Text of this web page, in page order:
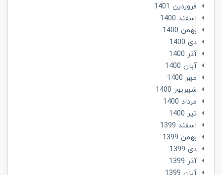
فروردین 1401
اسفند 1400
بهمن 1400
دی 1400
آذر 1400
آبان 1400
مهر 1400
شهریور 1400
مرداد 1400
تير 1400
اسفند 1399
بهمن 1399
دی 1399
آذر 1399